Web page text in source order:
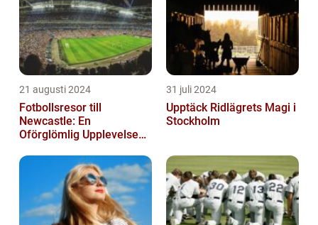
21 augusti 2024
Fotbollsresor till
Newcastle: En
Oförglömlig Upplevelse
31 juli 2024
Upptäck Ridlägrets Magi i
Stockholm